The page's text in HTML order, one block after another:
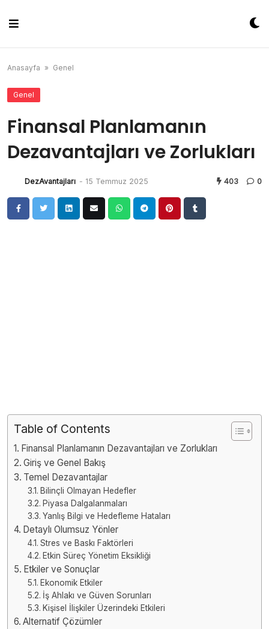
content
Anasayfa » Genel
Genel
Finansal Planlamanın
Dezavantajları ve Zorlukları
DezAvantajları - 15 Temmuz 2025 403 0
Table of Contents
Finansal Planlamanın Dezavantajları ve Zorlukları
Giriş ve Genel Bakış
Temel Dezavantajlar
Bilinçli Olmayan Hedefler
Piyasa Dalgalanmaları
Yanlış Bilgi ve Hedefleme Hataları
Detaylı Olumsuz Yönler
Stres ve Baskı Faktörleri
Etkin Süreç Yönetim Eksikliği
Etkiler ve Sonuçlar
Ekonomik Etkiler
İş Ahlakı ve Güven Sorunları
Kişisel İlişkiler Üzerindeki Etkileri
Alternatif Çözümler